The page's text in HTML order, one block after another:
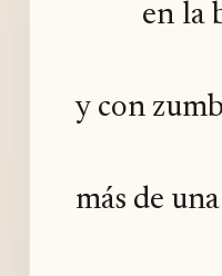
en la
y con
más de